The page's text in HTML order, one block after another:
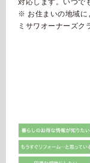
対応します。いつで
※ お住まいの地域に
ミサワオーナーズク